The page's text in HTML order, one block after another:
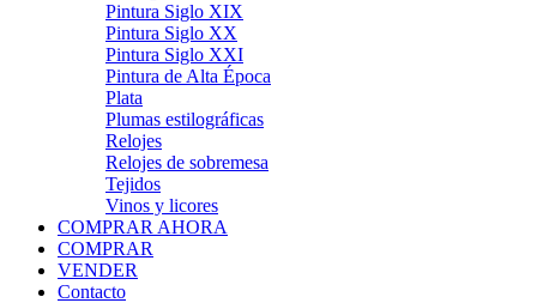
Pintura Siglo XIX
Pintura Siglo XX
Pintura Siglo XXI
Pintura de Alta Época
Plata
Plumas estilográficas
Relojes
Relojes de sobremesa
Tejidos
Vinos y licores
COMPRAR AHORA
COMPRAR
VENDER
Contacto